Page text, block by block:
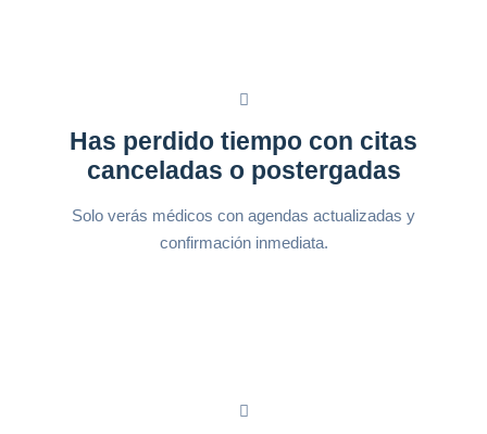
Has perdido tiempo con citas
canceladas o postergadas
Solo verás médicos con agendas actualizadas y
confirmación inmediata.